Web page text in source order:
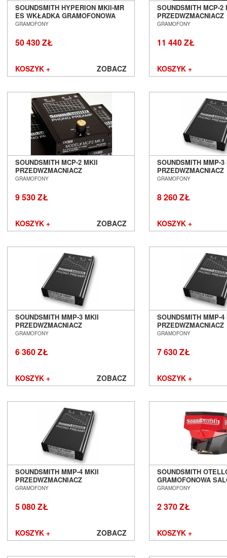
Epson
Erzetich
Esoteric Audio
Euromet
Ferrum
FiberPro
Final Audio
Fonestar
Fyne Audio
Gigawatt
Glanz
Goldring
Harman/Kardon
HiDiamond
HiFiMAN
iFi Audio
JBL
JL Audio
Kimber Kable
Klipsch
Kondo
LAB12
Leben
Leica
LG
SOUNDSMITH HYPERION MKII-MR
ES WKŁADKA GRAMOFONOWA
SALON POZNAŃ WROCŁAW
GRAMOFONY
50 430 ZŁ
KOSZYK + ZOBACZ
SOUNDSMITH MCP-2
PRZEDWZMACNIACZ
GRAMOFONOWY
GRAMOFONY
11 440 ZŁ
KOSZYK +
SOUNDSMITH MCP-2 MKII
PRZEDWZMACNIACZ
GRAMOFONOWY SALON POZNAŃ
GRAMOFONY
9 530 ZŁ
KOSZYK + ZOBACZ
SOUNDSMITH MMP-
PRZEDWZMACNIACZ
GRAMOFONOWY
GRAMOFONY
8 260 ZŁ
KOSZYK +
SOUNDSMITH MMP-3 MKII
PRZEDWZMACNIACZ
GRAMOFONOWY SALON POZNAŃ
GRAMOFONY
6 360 ZŁ
KOSZYK + ZOBACZ
SOUNDSMITH MMP-
PRZEDWZMACNIACZ
GRAMOFONOWY
GRAMOFONY
7 630 ZŁ
KOSZYK +
SOUNDSMITH MMP-4 MKII
PRZEDWZMACNIACZ
GRAMOFONOWY SALON POZNAŃ
GRAMOFONY
5 080 ZŁ
KOSZYK + ZOBACZ
SOUNDSMITH
GRAMOFONOWA
WROCŁAW
GRAMOFONY
2 370 ZŁ
KOSZYK +